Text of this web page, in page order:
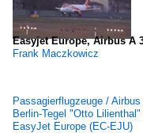
Easyjet Europe, Airbus A
Frank Maczkowicz
Passagierflugzeuge /
Berlin-Tegel "Otto
EasyJet Europe (EC-EJU)